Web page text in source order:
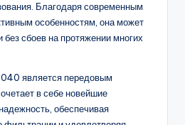
Благодаря современным
особенностям, она может
сбоев на протяжении многих
является передовым
в себе новейшие
обеспечивая